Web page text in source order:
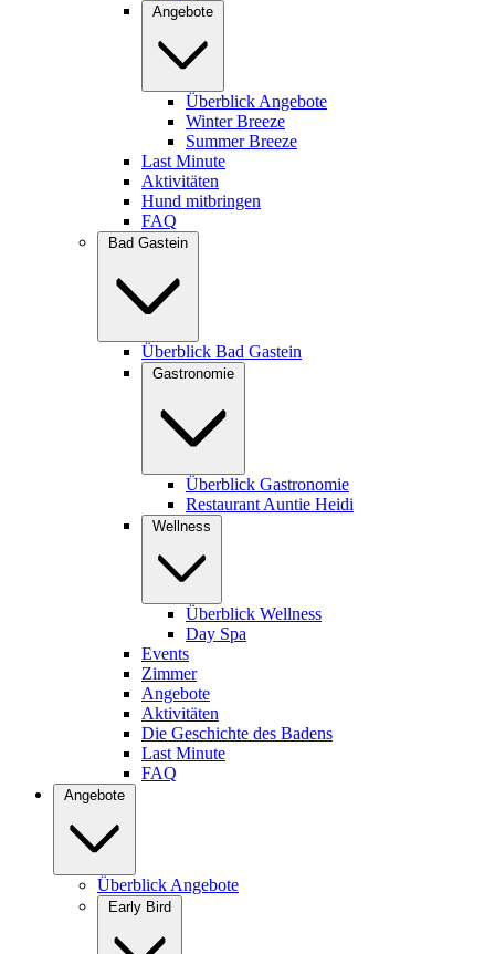
Angebote
Überblick Angebote
Winter Breeze
Summer Breeze
Last Minute
Aktivitäten
Hund mitbringen
FAQ
Bad Gastein
Überblick Bad Gastein
Gastronomie
Überblick Gastronomie
Restaurant Auntie Heidi
Wellness
Überblick Wellness
Day Spa
Events
Zimmer
Angebote
Aktivitäten
Die Geschichte des Badens
Last Minute
FAQ
Angebote
Überblick Angebote
Early Bird